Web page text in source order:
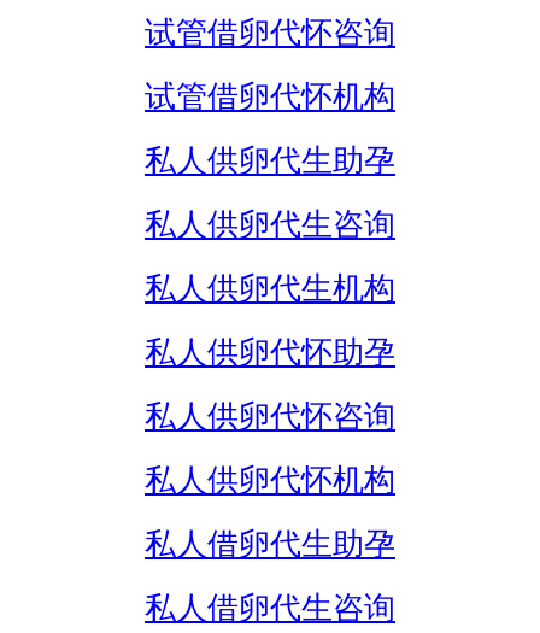
试管借卵代怀咨询
试管借卵代怀机构
私人供卵代生助孕
私人供卵代生咨询
私人供卵代生机构
私人供卵代怀助孕
私人供卵代怀咨询
私人供卵代怀机构
私人借卵代生助孕
私人借卵代生咨询